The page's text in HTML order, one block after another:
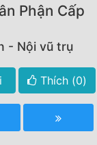
Phận Cấp
- Nội vũ trụ
Thích (0)